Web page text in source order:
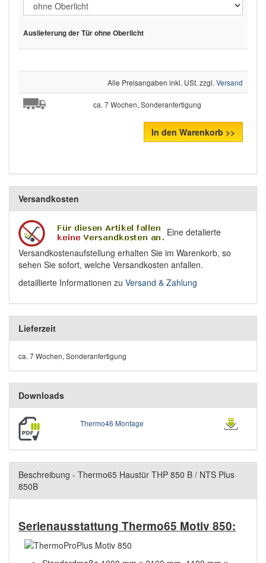
Auslieferung der Tür ohne Oberlicht
Alle Preisangaben inkl. USt. zzgl. Versand
ca. 7 Wochen, Sonderanfertigung
In den Warenkorb >>
Versandkosten
Eine detalierte
Versandkostenaufstellung erhalten Sie im Warenkorb, so
sehen Sie sofort, welche Versandkosten anfallen.
detaillierte Informationen zu Versand & Zahlung
Lieferzeit
ca. 7 Wochen, Sonderanfertigung
Downloads
Thermo46 Montage
Beschreibung - Thermo65 Haustür THP 850 B / NTS Plus
850B
Serienausstattung Thermo65 Motiv 850: